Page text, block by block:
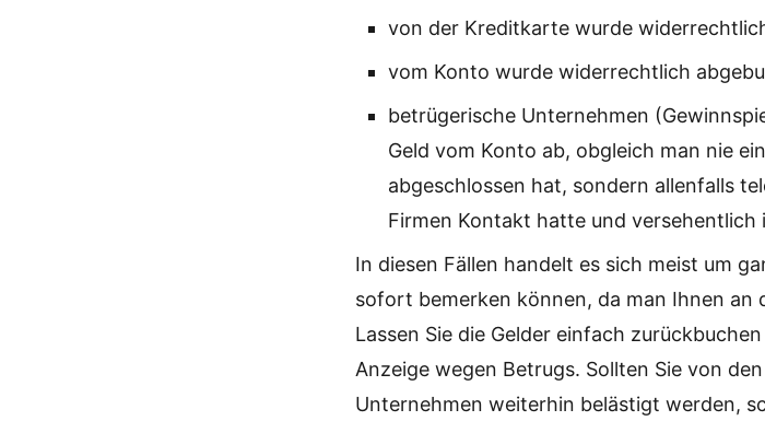
von der Kreditkarte wurde
vom Konto wurde widerrechtlich
betrügerische Unternehmen
Geld vom Konto ab, obgleich man nie
abgeschlossen hat, sondern allenfalls
Firmen Kontakt hatte und versehentlich
In diesen Fällen handelt es sich meist um
sofort bemerken können, da man Ihnen an
Lassen Sie die Gelder einfach
Anzeige wegen Betrugs. Sollten Sie von
Unternehmen weiterhin belästigt werden,